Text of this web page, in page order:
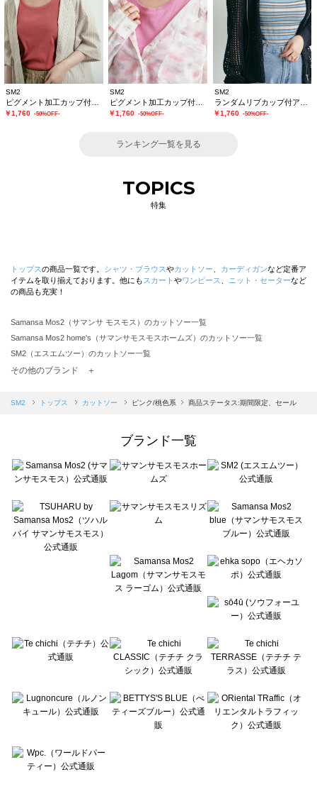
SM2
￥1,760 -50%OFF-
SM2
￥1,760 -50%OFF-
SM2
￥1,760 -50%OFF-
ランキング一覧を見る
TOPICS
特集
トップスの商品一覧です。 シャツ・ブラウスやカットソー カーディガンなど定番ア
イテムを取り揃えております。他にも スカート やワンピース ニット・セーターなど
の商品も充実！
Samansa Mos2（サマンサ モスモス）のカットソー一覧
Samansa Mos2 home's（サマンサモスモスホームズ）のカットソー一覧
SM2（エスエムツー）のカットソー一覧
TSUHARU by Samansa Mos2（ツハルバイサマンサモスモス）のカットソー一覧
Samansa Mos2 blue（サマンサモスモス ブルー）のカットソー一覧
sō4ū（ソウフォーユー）のカットソー一覧
Te chichi（テチチ）のカットソー一覧
Te chichi CLASSIC（テチチ クラシック）のカットソー一覧
Lugnoncure（ルノンキュール）のカットソー一覧
BETTY'S BLUE（べティーズブルー）のカットソー一覧
Wpc.（ワールドパーティー）のカットソー一覧
その他のブランド ＋
SM2 トップス カットソー ピンク/桃色系 商品ステータス:期間限定、セール
ブランド一覧